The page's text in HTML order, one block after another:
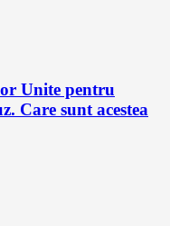
Unite pentru
Care sunt acestea